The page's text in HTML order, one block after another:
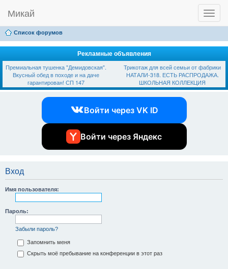
T
o
g
l
n
a
v
i
Микай
Ссылки Вход
Список форумов
Рекламные объявления
Премиальная тушенка "Демидовская".
Вкусный обед в походе и на даче
гарантирован! СП 147
Трикотаж для всей семьи от фабрики
НАТАЛИ-318. ЕСТЬ РАСПРОДАЖА.
ШКОЛЬНАЯ КОЛЛЕКЦИЯ
Войти через VK ID
Войти через Яндекс
Вход
Имя пользователя:
Пароль:
Забыли пароль?
Запомнить меня
Скрыть моё пребывание на конференции в этот раз